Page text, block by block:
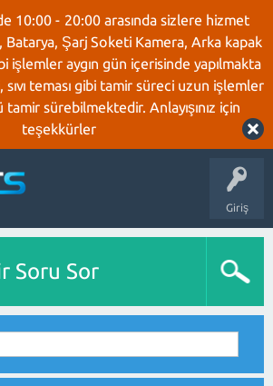
10:00 - 20:00 arasında sizlere hizmet
Batarya, Şarj Soketi Kamera, Arka kapak
işlemler aygın gün içerisinde yapılmakta
teması gibi tamir süreci uzun işlemler
sürebilmektedir. Anlayışınız için
teşekkürler
Giriş
Soru Sor